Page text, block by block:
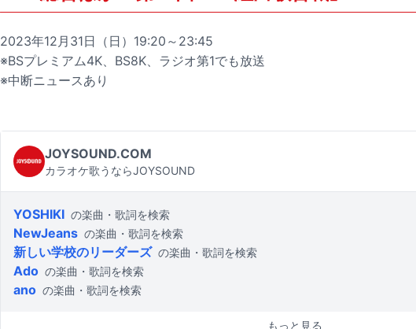
2023年12月31日（日）19:20～23:45
※BSプレミアム4K、BS8K、ラジオ第1でも放送
※中断ニュースあり
JOYSOUND.COM
カラオケ歌うならJOYSOUND
YOSHIKI の楽曲・歌詞を検索
NewJeans の楽曲・歌詞を検索
新しい学校のリーダーズ の楽曲・歌詞を検索
Ado の楽曲・歌詞を検索
ano の楽曲・歌詞を検索
もっと見る